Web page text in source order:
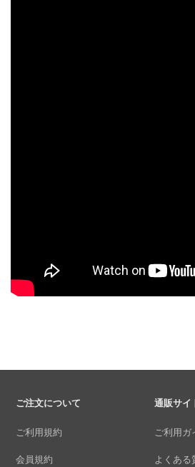
ご注文について
ご利用規約
会員規約
通販サイ
ご利用ガ
よくある